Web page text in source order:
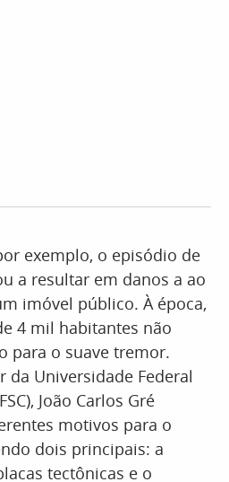
exemplo, o episódio de
a resultar em danos a ao
imóvel público. À época,
4 mil habitantes não
para o suave tremor.
da Universidade Federal
João Carlos Gré
motivos para o
dois principais: a
tectônicas e o